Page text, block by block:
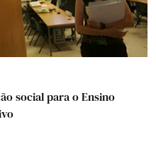
social para o Ensino